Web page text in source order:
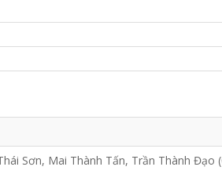
Sơn, Mai Thành Tấn, Trần Thành Đạo